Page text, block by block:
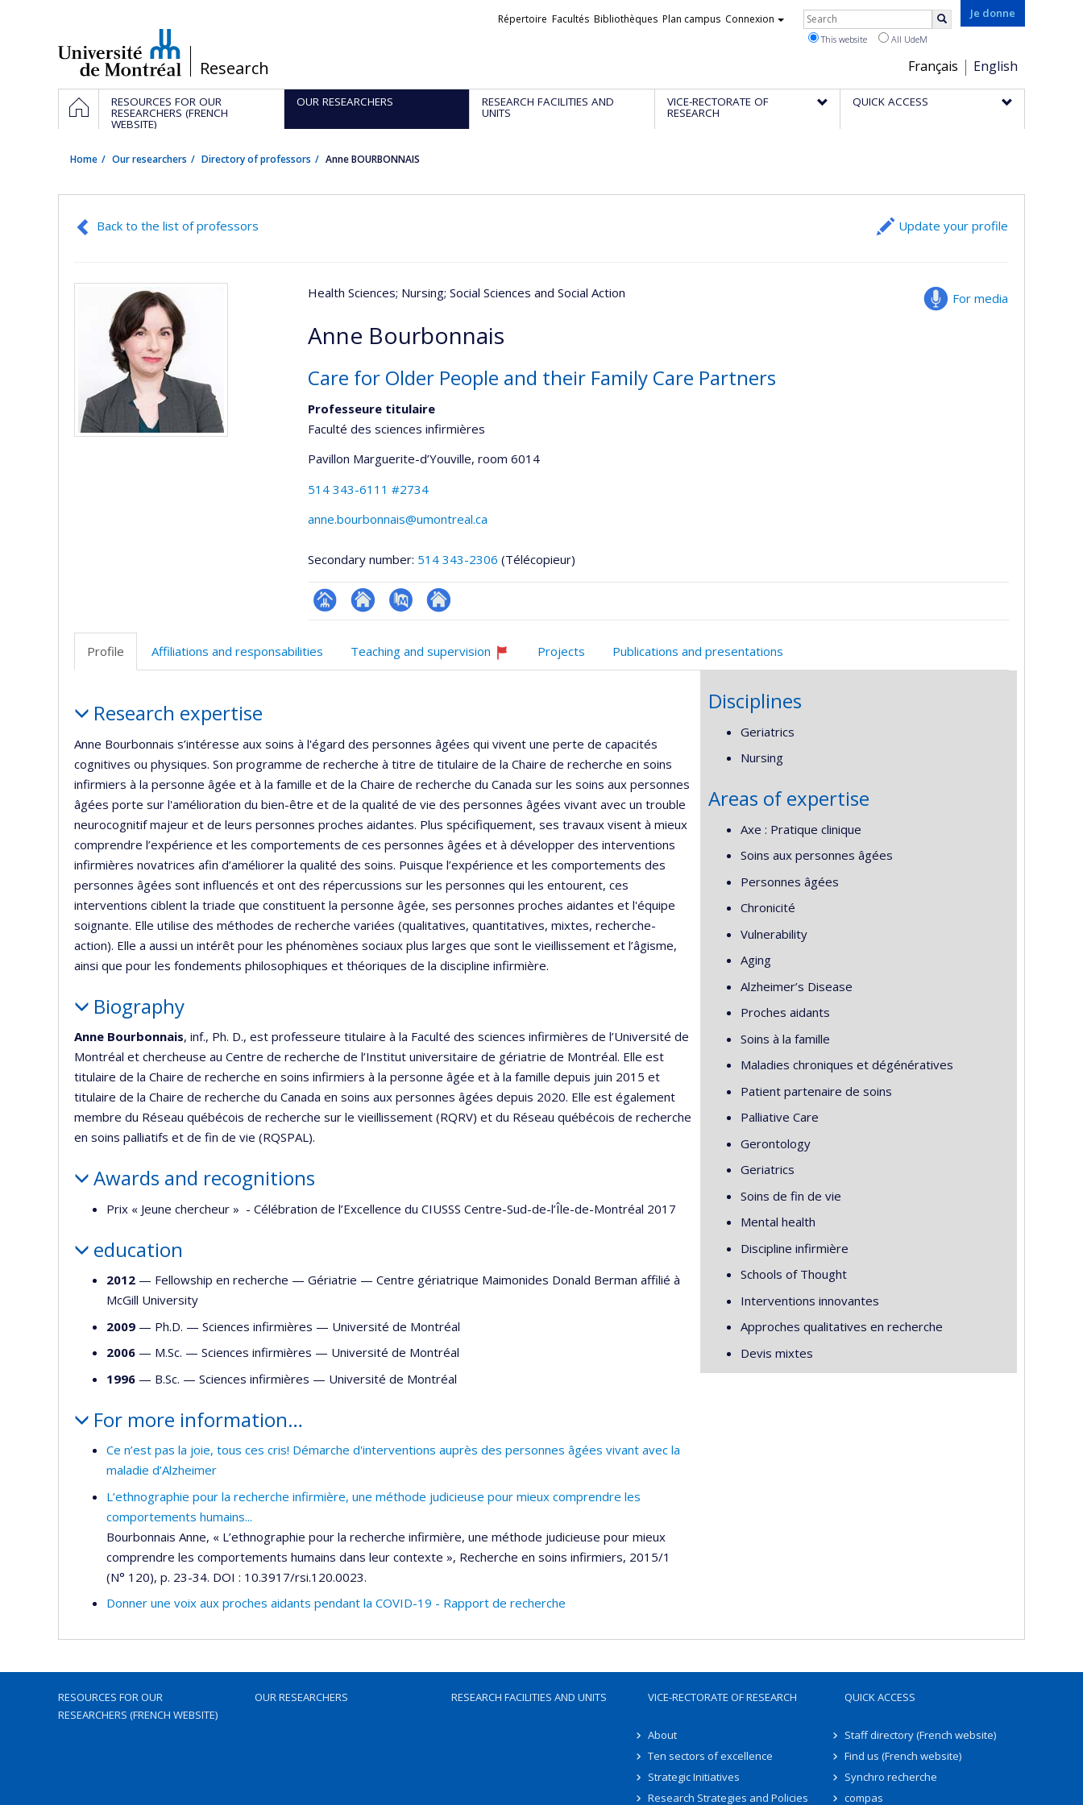
/Research
Je donne
Choix
de
la
Français English
Liens
Répertoire Facultés Bibliothèques Plan campus Connexion Rechercher
This website All UdeM
Navigation
principale
HOMERESOURCES FOR OUR
RESEARCHERS (FRENCH
WEBSITE)
OUR RESEARCHERS RESEARCH FACILITIES AND
UNITS
VICE-RECTORATE OF
RESEARCH
QUICK ACCESS
Home Our researchers Directory of professors Anne BOURBONNAIS
Back to the list of professors Update your profile
For media
Health Sciences; Nursing; Social Sciences and Social Action
Anne Bourbonnais
Care for Older People and their Family Care Partners
Professeure titulaire
Faculté des sciences infirmières
Pavillon Marguerite-d’Youville, room 6014
514 343-6111 #2734
anne.bourbonnais@umontreal.ca
Secondary number: 514 343-2306 (Télécopieur)
Page
(faculté,département,école)
Site
PubMedAutre
web
Profile Affiliations and responsabilities
Teaching and supervision
Currently
Projects Publications and presentations
Research expertise
Anne Bourbonnais s’intéresse aux soins à l'égard des personnes âgées qui vivent une perte de capacités
cognitives ou physiques. Son programme de recherche à titre de titulaire de la Chaire de recherche en soins
infirmiers à la personne âgée et à la famille et de la Chaire de recherche du Canada sur les soins aux personnes
âgées porte sur l'amélioration du bien-être et de la qualité de vie des personnes âgées vivant avec un trouble
neurocognitif majeur et de leurs personnes proches aidantes. Plus spécifiquement, ses travaux visent à mieux
comprendre l’expérience et les comportements de ces personnes âgées et à développer des interventions
infirmières novatrices afin d’améliorer la qualité des soins. Puisque l’expérience et les comportements des
personnes âgées sont influencés et ont des répercussions sur les personnes qui les entourent, ces
interventions ciblent la triade que constituent la personne âgée, ses personnes proches aidantes et l'équipe
soignante. Elle utilise des méthodes de recherche variées (qualitatives, quantitatives, mixtes, recherche-
action). Elle a aussi un intérêt pour les phénomènes sociaux plus larges que sont le vieillissement et l’âgisme,
ainsi que pour les fondements philosophiques et théoriques de la discipline infirmière.
Biography
Anne Bourbonnais, inf., Ph. D., est professeure titulaire à la Faculté des sciences infirmières de l’Université de
Montréal et chercheuse au Centre de recherche de l’Institut universitaire de gériatrie de Montréal. Elle est
titulaire de la Chaire de recherche en soins infirmiers à la personne âgée et à la famille depuis juin 2015 et
titulaire de la Chaire de recherche du Canada en soins aux personnes âgées depuis 2020. Elle est également
membre du Réseau québécois de recherche sur le vieillissement (RQRV) et du Réseau québécois de recherche
en soins palliatifs et de fin de vie (RQSPAL).
Awards and recognitions
Prix « Jeune chercheur » - Célébration de l’Excellence du CIUSSS Centre-Sud-de-l’Île-de-Montréal 2017
education
2012 — Fellowship en recherche — Gériatrie — Centre gériatrique Maimonides Donald Berman affilié à
McGill University
2009 — Ph.D. — Sciences infirmières — Université de Montréal
2006 — M.Sc. — Sciences infirmières — Université de Montréal
1996 — B.Sc. — Sciences infirmières — Université de Montréal
For more information…
Ce n’est pas la joie, tous ces cris! Démarche d'interventions auprès des personnes âgées vivant avec la
maladie d’Alzheimer
L’ethnographie pour la recherche infirmière, une méthode judicieuse pour mieux comprendre les
comportements humains...
Bourbonnais Anne, « L’ethnographie pour la recherche infirmière, une méthode judicieuse pour mieux
comprendre les comportements humains dans leur contexte », Recherche en soins infirmiers, 2015/1
(N° 120), p. 23-34. DOI : 10.3917/rsi.120.0023.
Donner une voix aux proches aidants pendant la COVID-19 - Rapport de recherche
Disciplines
Geriatrics
Nursing
Areas of expertise
Axe : Pratique clinique
Soins aux personnes âgées
Personnes âgées
Chronicité
Vulnerability
Aging
Alzheimer’s Disease
Proches aidants
Soins à la famille
Maladies chroniques et dégénératives
Patient partenaire de soins
Palliative Care
Gerontology
Geriatrics
Soins de fin de vie
Mental health
Discipline infirmière
Schools of Thought
Interventions innovantes
Approches qualitatives en recherche
Devis mixtes
RESOURCES FOR OUR
RESEARCHERS (FRENCH WEBSITE)
OUR RESEARCHERS RESEARCH FACILITIES AND UNITS VICE-RECTORATE OF RESEARCH
About
Ten sectors of excellence
Strategic Initiatives
Research Strategies and Policies
QUICK ACCESS
Staff directory (French website)
Find us (French website)
Synchro recherche
compas